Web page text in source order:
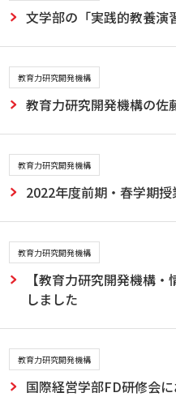
文学部の「実践的教養演
教育力研究開発機構
教育力研究開発機構の佐
教育力研究開発機構
2022年度前期・春学期
教育力研究開発機構
【教育力研究開発機構
しました
教育力研究開発機構
国際経営学部FD研修会